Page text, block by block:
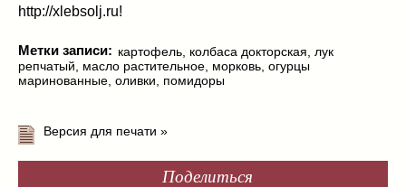
http://xlebsolj.ru!
Метки записи: картофель колбаса докторская
лук
репчатый
масло растительное морковь огурцы
маринованные оливки помидоры
Версия для печати »
Поделиться